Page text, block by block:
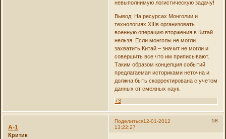
невыполнимую логистическую задачу!
Вывод: На ресурсах Монголии и
технологиях XIIIв организовать
военную операцию вторжения в Китай
нельзя. Если монголы не могли
захватить Китай – значит не могли и
совершить все что им приписывают.
Таким образом концепция событий
предлагаемая историками неточна и
должна быть скорректирована с учетом
данных от смежных наук.
+3
Поделиться 58
12-01-2012
13:22:27
А-1
Критик